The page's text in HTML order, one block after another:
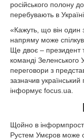
російського полону
перебувають в
«Кажуть, що він один
напряму може
Ще двоє – президент
команді Зеленського
переговори з
зазначив
інформує focus.ua.
Щойно в
Рустем Умєров може